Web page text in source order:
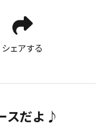
シェアする
スだよ♪